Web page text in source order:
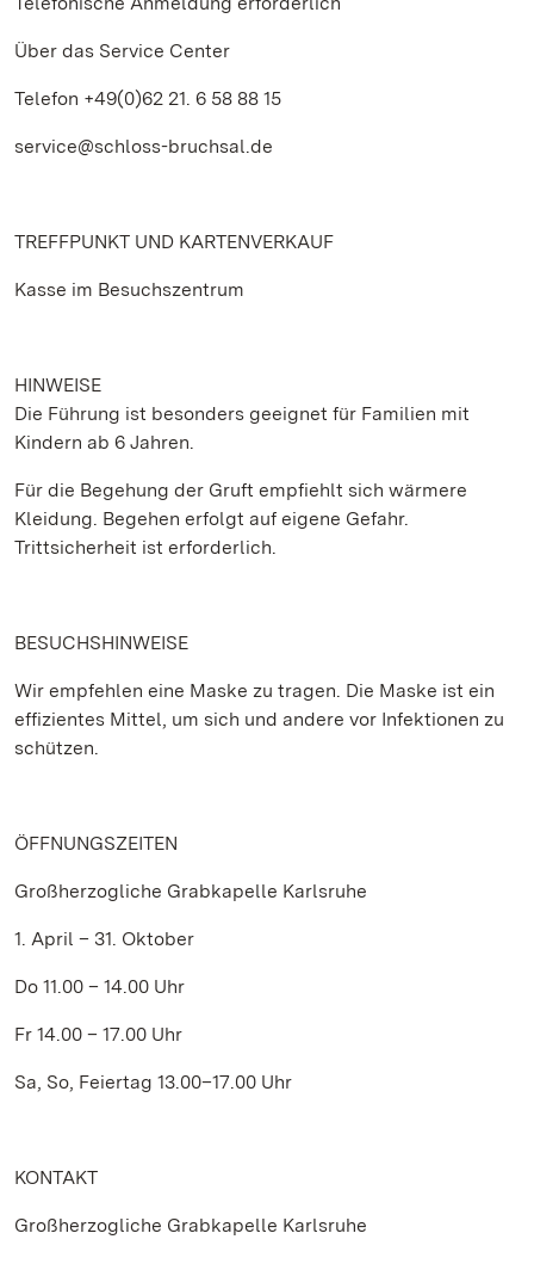
Über das Service Center
Telefon +49(0)62 21. 6 58 88 15
service@schloss-bruchsal.de
TREFFPUNKT UND KARTENVERKAUF
Kasse im Besuchszentrum
HINWEISE
Die Führung ist besonders geeignet für Familien mit
Kindern ab 6 Jahren.
Für die Begehung der Gruft empfiehlt sich wärmere
Kleidung. Begehen erfolgt auf eigene Gefahr.
Trittsicherheit ist erforderlich.
BESUCHSHINWEISE
Wir empfehlen eine Maske zu tragen. Die Maske ist ein
effizientes Mittel, um sich und andere vor Infektionen zu
schützen.
ÖFFNUNGSZEITEN
Großherzogliche Grabkapelle Karlsruhe
1. April – 31. Oktober
Do 11.00 – 14.00 Uhr
Fr 14.00 – 17.00 Uhr
Sa, So, Feiertag 13.00–17.00 Uhr
KONTAKT
Großherzogliche Grabkapelle Karlsruhe